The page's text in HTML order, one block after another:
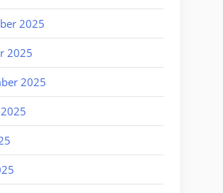
2025
2025
2025